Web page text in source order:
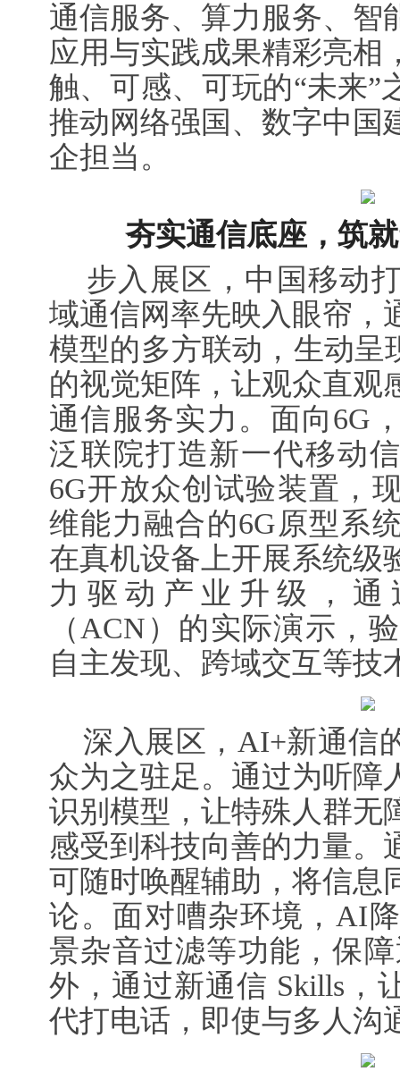
通信服务、算力服务、智
应用与实践成果精彩亮相
触、可感、可玩的“未来”
推动网络强国、数字中国
企担当。
夯实通信底座，筑
步入展区，中国移动
域通信网率先映入眼帘，
模型的多方联动，生动呈
的视觉矩阵，让观众直观
通信服务实力。面向6G
泛联院打造新一代移动
6G开放众创试验装置，
维能力融合的6G原型系
在真机设备上开展系统级
力驱动产业升级，
（ACN）的实际演示，
自主发现、跨域交互等技
深入展区，AI+新通信
众为之驻足。通过为听障
识别模型，让特殊人群无
感受到科技向善的力量。
可随时唤醒辅助，将信息
论。面对嘈杂环境，AI
景杂音过滤等功能，保
外，通过新通信 Skills，
代打电话 ，即使与多人沟